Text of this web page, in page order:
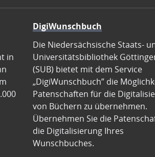
in
DigiWunschbuch
Die Niedersächsische Staats-
Universitätsbibliothek
(SUB) bietet mit dem Service
„DigiWunschbuch” die
Patenschaften für die
von Büchern zu übernehmen.
Übernehmen Sie die
die Digitalisierung Ihres
Wunschbuches.